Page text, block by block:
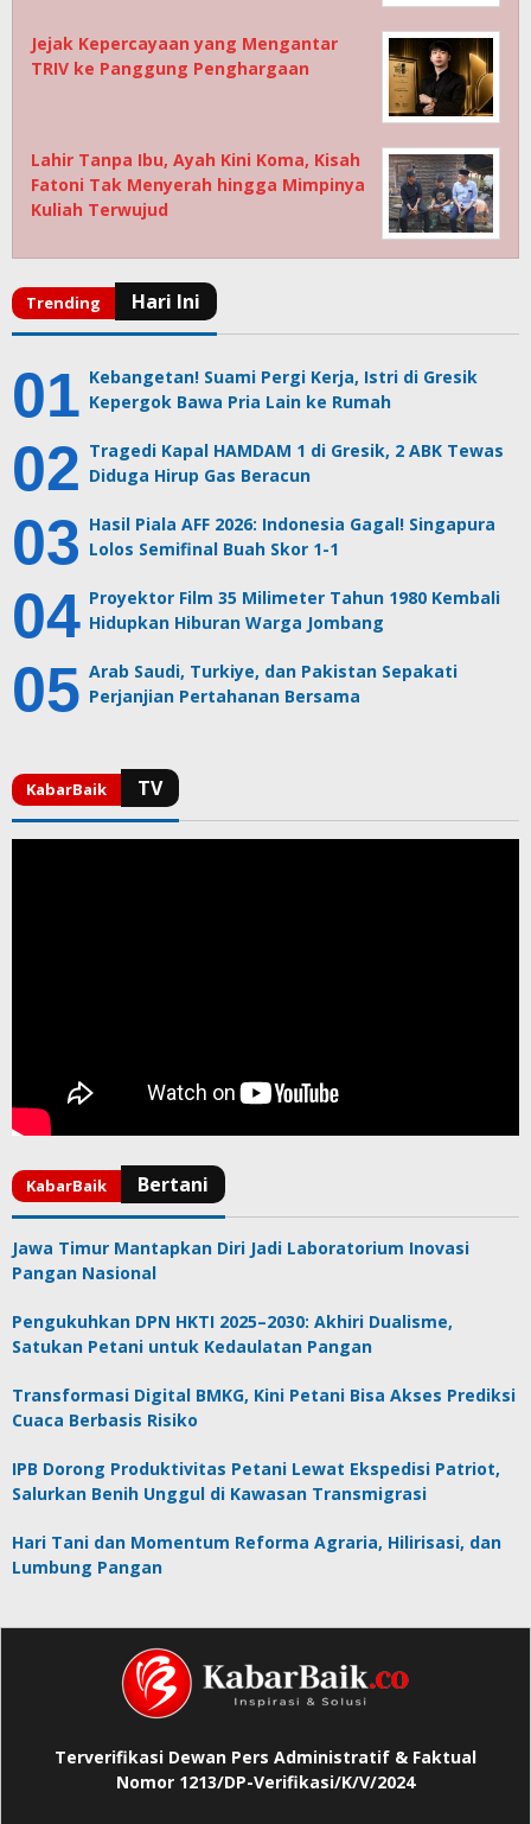
Jejak Kepercayaan yang Mengantar
TRIV ke Panggung Penghargaan
Lahir Tanpa Ibu, Ayah Kini Koma, Kisah
Fatoni Tak Menyerah hingga Mimpinya
Kuliah Terwujud
Kebangetan! Suami Pergi Kerja, Istri di Gresik
Kepergok Bawa Pria Lain ke Rumah
Tragedi Kapal HAMDAM 1 di Gresik, 2 ABK Tewas
Diduga Hirup Gas Beracun
Hasil Piala AFF 2026: Indonesia Gagal! Singapura
Lolos Semifinal Buah Skor 1-1
Proyektor Film 35 Milimeter Tahun 1980 Kembali
Hidupkan Hiburan Warga Jombang
Arab Saudi, Turkiye, dan Pakistan Sepakati
Perjanjian Pertahanan Bersama
Jawa Timur Mantapkan Diri Jadi Laboratorium Inovasi
Pangan Nasional
Pengukuhkan DPN HKTI 2025–2030: Akhiri Dualisme,
Satukan Petani untuk Kedaulatan Pangan
Transformasi Digital BMKG, Kini Petani Bisa Akses Prediksi
Cuaca Berbasis Risiko
IPB Dorong Produktivitas Petani Lewat Ekspedisi Patriot,
Salurkan Benih Unggul di Kawasan Transmigrasi
Hari Tani dan Momentum Reforma Agraria, Hilirisasi, dan
Lumbung Pangan
Terverifikasi Dewan Pers Administratif & Faktual
Nomor 1213/DP-Verifikasi/K/V/2024